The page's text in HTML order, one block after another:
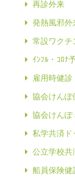
再診外来
発熱風邪外
常設ワクチ
ｲﾝﾌﾙ・ｺﾛﾅ
雇用時健診
協会けんぽ
協会けんぽ
私学共済ド
公立学校共
船員保険健